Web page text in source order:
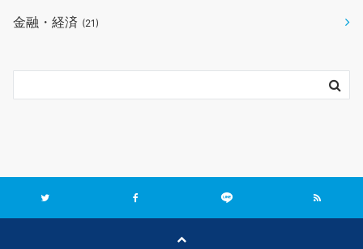
金融・経済 (21)